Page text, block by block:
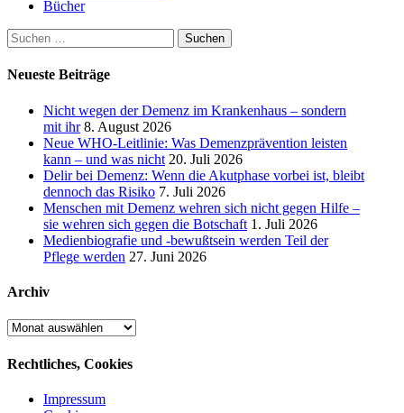
Bücher
Suchen
nach:
Neueste Beiträge
Nicht wegen der Demenz im Krankenhaus – sondern
mit ihr 8. August 2026
Neue WHO-Leitlinie: Was Demenzprävention leisten
kann – und was nicht 20. Juli 2026
Delir bei Demenz: Wenn die Akutphase vorbei ist, bleibt
dennoch das Risiko 7. Juli 2026
Menschen mit Demenz wehren sich nicht gegen Hilfe –
sie wehren sich gegen die Botschaft 1. Juli 2026
Medienbiografie und -bewußtsein werden Teil der
Pflege werden 27. Juni 2026
Archiv
Archiv
Rechtliches, Cookies
Impressum